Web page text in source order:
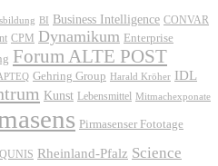
BI Business Intelligence CONVAR
CPM Dynamikum Enterprise
Forum ALTE POST
Gehring Group Harald Kröher IDL
Kunst Lebensmittel Mitmachexponate
Pirmasenser Fototage
QUNIS Rheinland-Pfalz Science